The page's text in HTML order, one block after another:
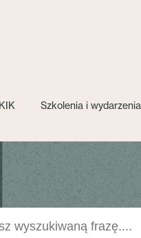
Szkolenia i wydarzenia